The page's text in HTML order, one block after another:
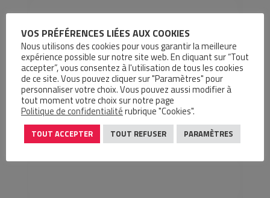
00:00 01:49
Loïc et Julien : Technico Sédentaire
Lecteur
vidéo
VOS PRÉFÉRENCES LIÉES AUX COOKIES
Nous utilisons des cookies pour vous garantir la meilleure
expérience possible sur notre site web. En cliquant sur “Tout
accepter”, vous consentez à l'utilisation de tous les cookies
de ce site. Vous pouvez cliquer sur "Paramètres" pour
personnaliser votre choix. Vous pouvez aussi modifier à
tout moment votre choix sur notre page
Politique de confidentialitérubrique "Cookies".
TOUT ACCEPTER TOUT REFUSER PARAMÈTRES